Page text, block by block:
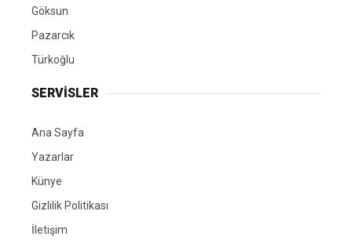
Göksun
Pazarcık
Türkoğlu
SERVİSLER
Ana Sayfa
Yazarlar
Künye
Gizlilik Politikası
İletişim